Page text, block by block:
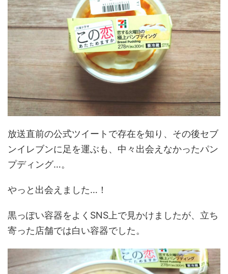
放送直前の公式ツイートで存在を知り、その後セブ
ンイレブンに足を運ぶも、中々出会えなかったパン
プディング…。
やっと出会えました…！
黒っぽい容器をよくSNS上で見かけましたが、立ち
寄った店舗では白い容器でした。